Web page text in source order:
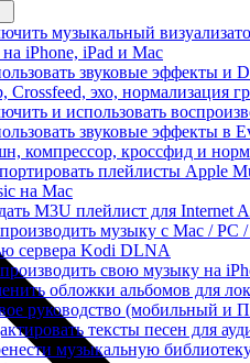
музыкальный
iPhone, iPad и Mac
звуковые эффекты и
Crossfeed, эхо, нормализация
и использовать
звуковые эффекты в
компрессор, кроссфид и
плейлисты Apple
на Mac
M3U плейлист для Internet
музыку с Mac / PC
сервера Kodi DLNA
свою музыку на
обложки альбомов для
руководство (мобильный и
тексты песен для
музыкальную